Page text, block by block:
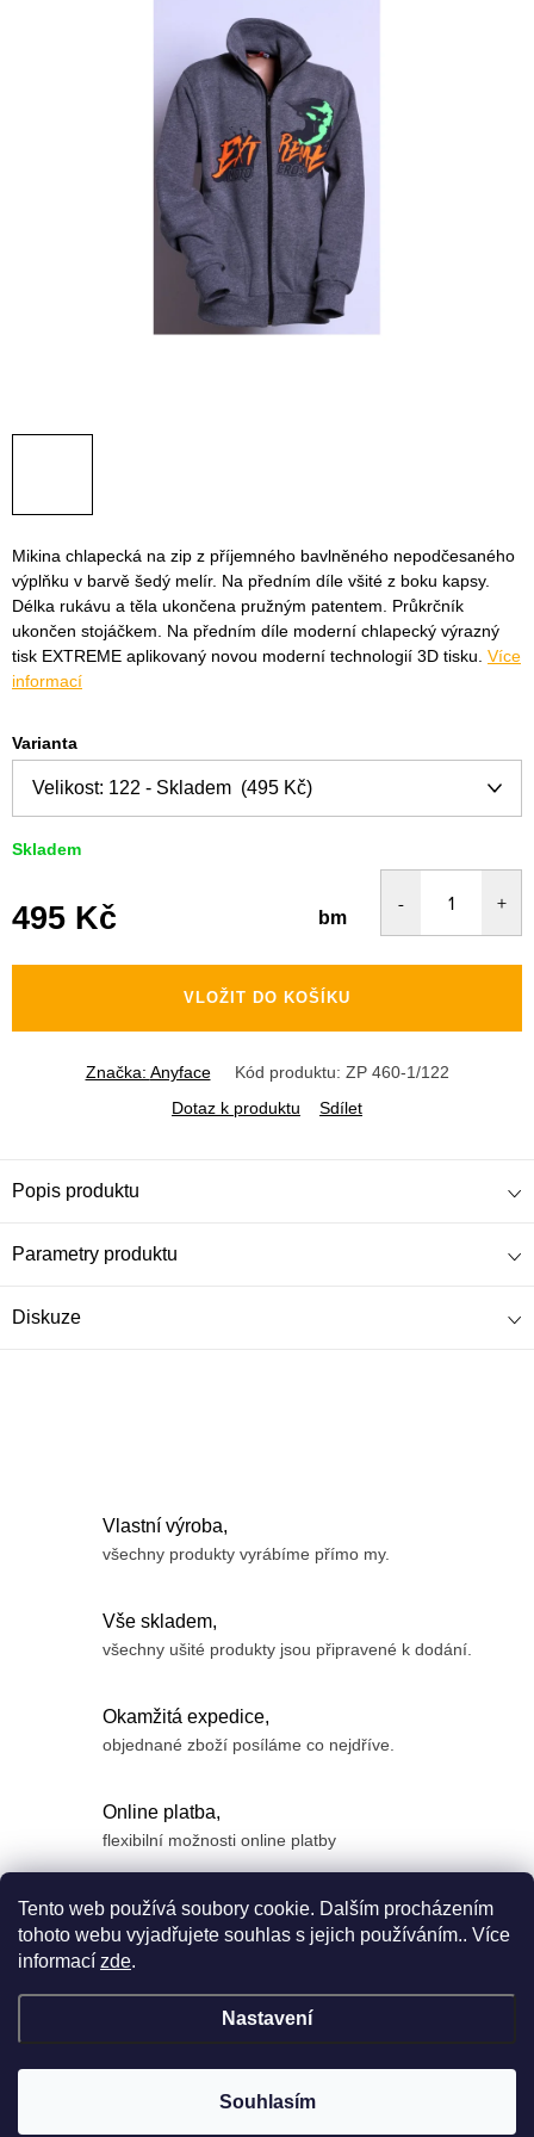
Tento web používá soubory cookie. Dalším procházením
tohoto webu vyjadřujete souhlas s jejich používáním.. Více
informací zde.
Nastavení
Souhlasím
Mikina chlapecká na zip z příjemného bavlněného nepodčesaného
výplňku v barvě šedý melír. Na předním díle všité z boku kapsy.
Délka rukávu a těla ukončena pružným patentem. Průkrčník
ukončen stojáčkem. Na předním díle moderní chlapecký výrazný
tisk EXTREME aplikovaný novou moderní technologií 3D tisku. Více
informací
Varianta
Skladem
495 Kč
cena:
bm
VLOŽIT DO KOŠÍKU
Značka: Anyface Kód produktu: ZP 460-1/122
Dotaz k produktu
Sdílet
Popis produktu
Parametry produktu
Diskuze
Vlastní výroba,
všechny produkty vyrábíme přímo my.
Vše skladem,
všechny ušité produkty jsou připravené k dodání.
Okamžitá expedice,
objednané zboží posíláme co nejdříve.
Online platba,
flexibilní možnosti online platby
Z
. Všechna práva vyhrazena.